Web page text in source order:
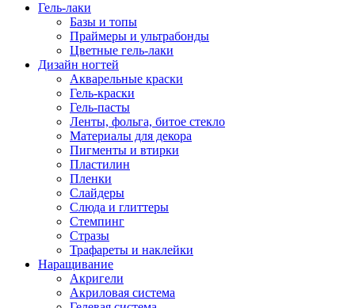
Гель-лаки
Базы и топы
Праймеры и ультрабонды
Цветные гель-лаки
Дизайн ногтей
Акварельные краски
Гель-краски
Гель-пасты
Ленты, фольга, битое стекло
Материалы для декора
Пигменты и втирки
Пластилин
Пленки
Слайдеры
Слюда и глиттеры
Стемпинг
Стразы
Трафареты и наклейки
Наращивание
Акригели
Акриловая система